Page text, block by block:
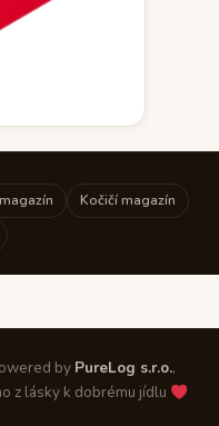
Kočičí magazín
by PureLog s.r.o.,
z lásky k dobrému jídlu